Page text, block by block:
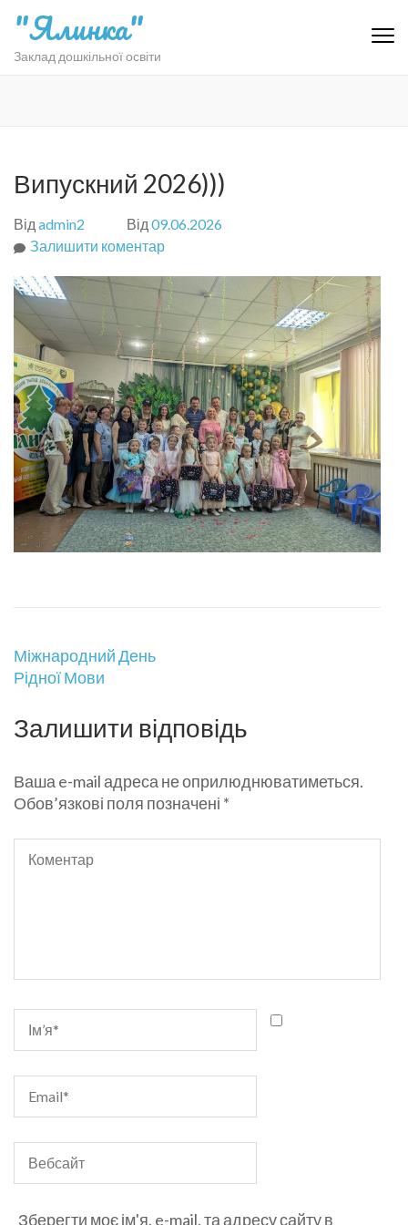
Перейти
вмісту
"Ялинка"
Заклад дошкільної освіти
Випускний 2026)))
Від admin2 Від 09.06.2026
Залишити коментар
2026)))
Навігація
записів
Міжнародний День
Рідної Мови
Залишити відповідь
Ваша e-mail адреса не оприлюднюватиметься.
Обов’язкові поля позначені *
Зберегти моє ім'я, e-mail, та адресу сайту в